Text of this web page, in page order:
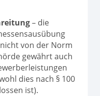
– die
von der Norm
gewährt auch
dies nach § 100
ist).